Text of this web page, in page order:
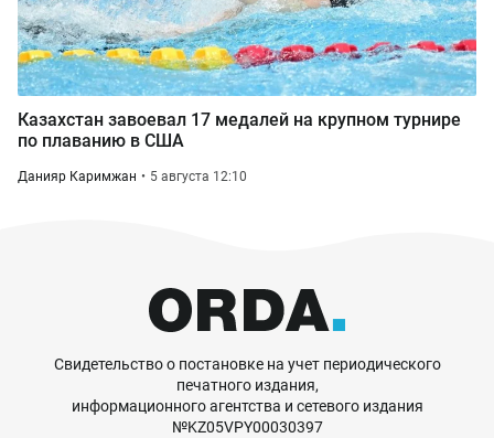
Казахстан завоевал 17 медалей на крупном турнире
по плаванию в США
Данияр Каримжан 5 августа 12:10
Свидетельство о постановке на учет периодического
печатного издания,
информационного агентства и сетевого издания
№KZ05VPY00030397